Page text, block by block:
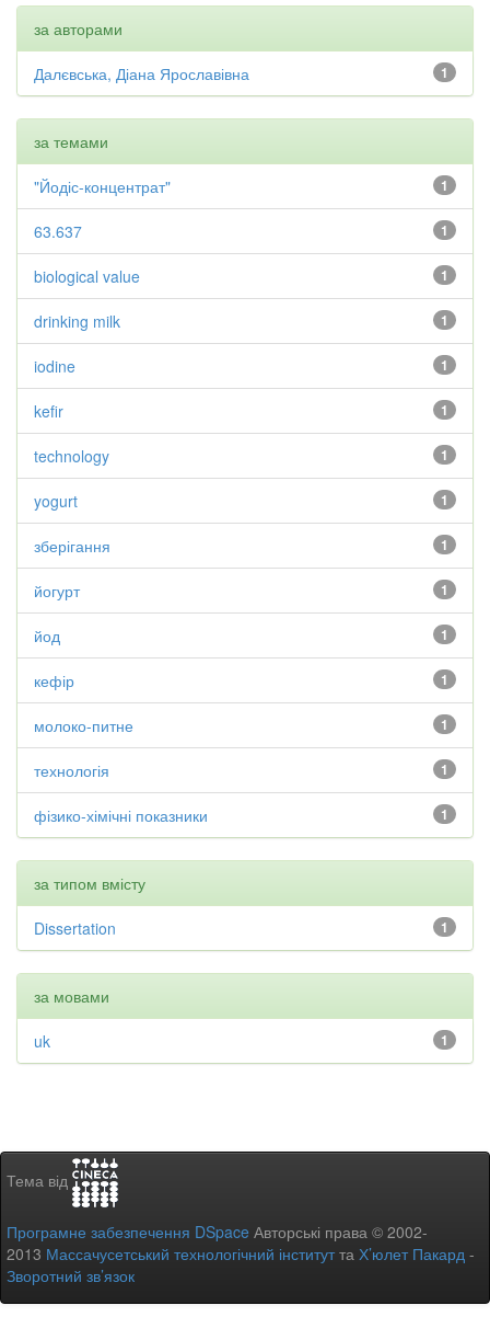
за авторами
1
Далєвська, Діана Ярославівна
за темами
1
"Йодіс-концентрат"
1
63.637
1
biological value
1
drinking milk
1
iodine
1
kefir
1
technology
1
yogurt
1
зберігання
1
йогурт
1
йод
1
кефір
1
молоко-питне
1
технологія
1
фізико-хімічні показники
за типом вмісту
1
Dissertation
за мовами
1
uk
Тема від
Програмне забезпечення DSpace Авторські права © 2002-
2013 Массачусетський технологічний інститутта Х’юлет Пакард -
Зворотний зв’язок